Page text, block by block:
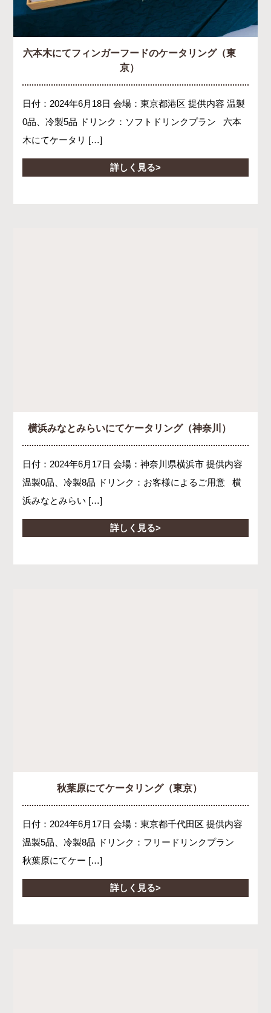
六本木にてフィンガーフードのケータリング（東
京）
日付：2024年6月18日 会場：東京都港区 提供内容 温製
0品、冷製5品 ドリンク：ソフトドリンクプラン 六本
木にてケータリ […]
詳しく見る
横浜みなとみらいにてケータリング（神奈川）
日付：2024年6月17日 会場：神奈川県横浜市 提供内容
温製0品、冷製8品 ドリンク：お客様によるご用意 横
浜みなとみらい […]
詳しく見る
秋葉原にてケータリング（東京）
日付：2024年6月17日 会場：東京都千代田区 提供内容
温製5品、冷製8品 ドリンク：フリードリンクプラン
秋葉原にてケー […]
詳しく見る